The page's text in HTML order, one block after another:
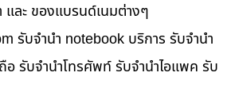
และ ของแบรนด์เนมต่างๆ
รับจำนำ notebook บริการ รับจำนำ
อ รับจำนำโทรศัพท์ รับจำนำไอแพค รับ